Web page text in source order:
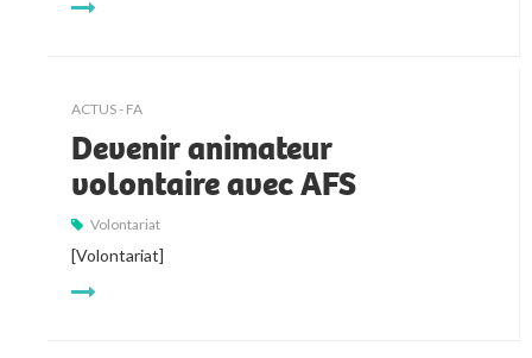
ACTUS - FA
Devenir animateur
volontaire avec AFS
Volontariat
[Volontariat]